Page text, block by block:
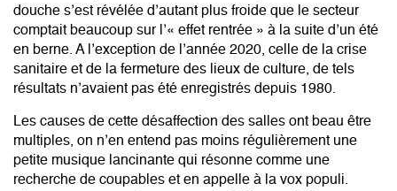
douche s’est révélée d’autant plus froide que le secteur
comptait beaucoup sur l’« effet rentrée » à la suite d’un été
en berne. A l’exception de l’année 2020, celle de la crise
sanitaire et de la fermeture des lieux de culture, de tels
résultats n’avaient pas été enregistrés depuis 1980.
Les causes de cette désaffection des salles ont beau être
multiples, on n’en entend pas moins régulièrement une
petite musique lancinante qui résonne comme une
recherche de coupables et en appelle à la vox populi.